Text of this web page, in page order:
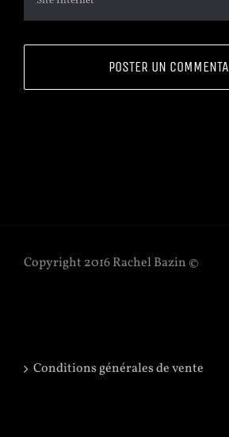
Copyright 2016 Rachel Bazin ©
Conditions générales de vente